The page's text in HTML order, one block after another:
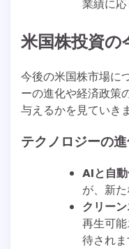
業績に応
米国株投資の
今後の米国株市場に
ーの進化や経済政策
与えるかを見ていき
テクノロジーの
AIと自
が、新
クリー
再生可
待されま